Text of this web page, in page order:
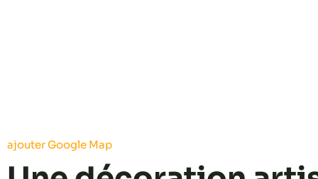
ajouter Google Map